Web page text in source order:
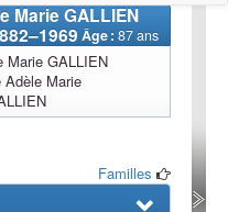
MarieGALLIEN
–1969 Âge : 87 ans
Marie GALLIEN
Adèle Marie
Familles